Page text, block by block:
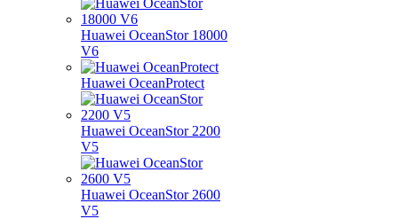
Huawei OceanStor 18000
V6
Huawei OceanProtect
Huawei OceanStor 2200
V5
Huawei OceanStor 2600
V5